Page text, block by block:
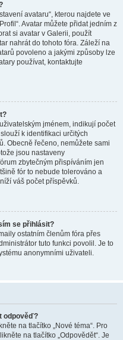
avataru“, kterou najdete ve
Avatar můžete přidat jedním z
si avatar v Galerii, použít
nahrát do tohoto fóra. Záleží na
povoleno a jakými způsoby lze
používat, kontaktujte
jménem, indikují počet
k identifikaci určitých
Obecně řečeno, nemůžete sami
jsou nastaveny
zbytečným přispíváním jen
fór to nebude tolerováno a
váš počet příspěvků.
se přihlásit?
ostatním členům fóra přes
tuto funkci povolil. Je to
anonymními uživateli.
odpověď?
na tlačítko „Nové téma“. Pro
na tlačítko „Odpovědět“. Je